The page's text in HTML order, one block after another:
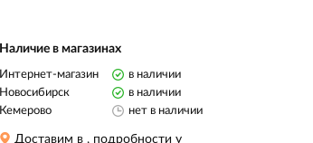
Наличие в магазинах
Интернет-магазин
в наличии
Новосибирск
в наличии
Кемерово
нет в наличии
Доставим в , подробности у